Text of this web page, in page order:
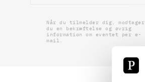
Når du tilmelder dig, modtager
du en bekræftelse og øvrig
information om eventet per e-
mail.